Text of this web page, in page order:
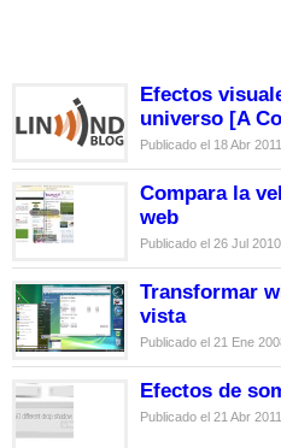
Efectos
universo [A
Publicado el 18 Abr 2011
Compara la
web
Publicado el 26 Jul 2010
Transformar
vista
Publicado el 21 Ene
Efectos de
Publicado el 21 Abr 2011